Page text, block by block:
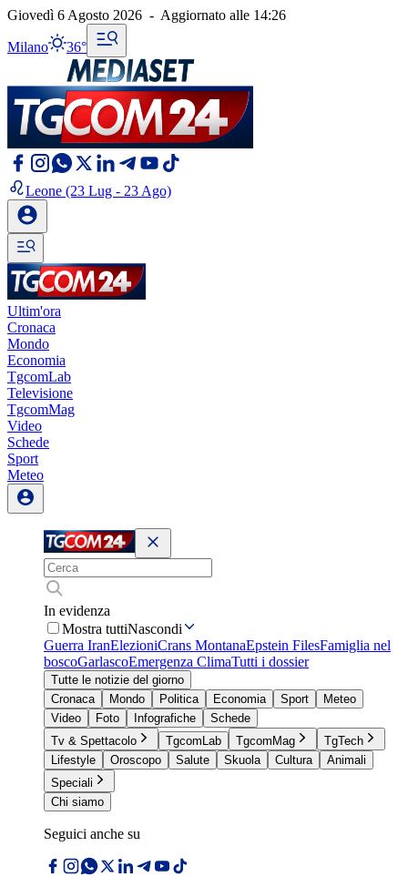
Giovedì 6 Agosto 2026 - Aggiornato alle 14:26
Milano 36°
Leone (23 Lug - 23 Ago)
Ultim'ora
Cronaca
Mondo
Economia
TgcomLab
Televisione
TgcomMag
Video
Schede
Sport
Meteo
In evidenza
Mostra tuttiNascondi
Guerra IranElezioniCrans MontanaEpstein FilesFamiglia nel
boscoGarlascoEmergenza ClimaTutti i dossier
Tutte le notizie del giorno
Cronaca
Mondo Politica Economia Sport
Meteo
Video
Foto Infografiche
Schede
Tv & Spettacolo
TgcomLab TgcomMag
TgTech
Lifestyle
Oroscopo Salute Skuola Cultura
Animali
Speciali
Chi siamo
Seguici anche su